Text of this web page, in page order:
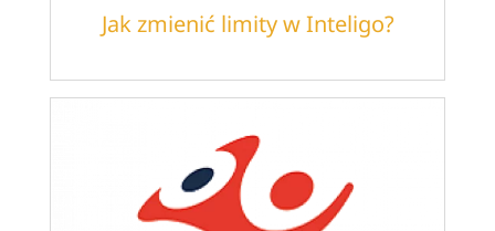
Jak zmienić limity w Inteligo?